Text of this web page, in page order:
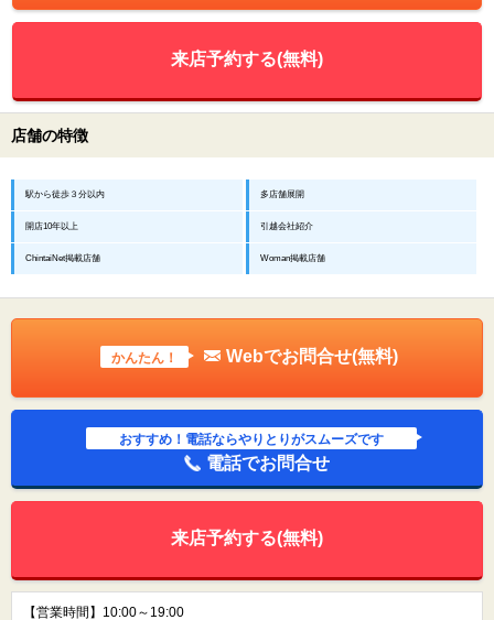
来店予約する(無料)
店舗の特徴
駅から徒歩３分以内 多店舗展開
開店10年以上 引越会社紹介
ChintaiNet掲載店舗 Woman掲載店舗
かんたん！ Webでお問合せ(無料)
おすすめ！電話ならやりとりがスムーズです
電話でお問合せ
来店予約する(無料)
【営業時間】10:00～19:00